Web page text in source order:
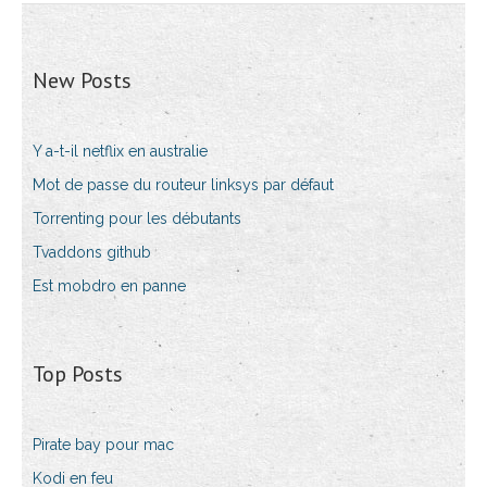
New Posts
Y a-t-il netflix en australie
Mot de passe du routeur linksys par défaut
Torrenting pour les débutants
Tvaddons github
Est mobdro en panne
Top Posts
Pirate bay pour mac
Kodi en feu